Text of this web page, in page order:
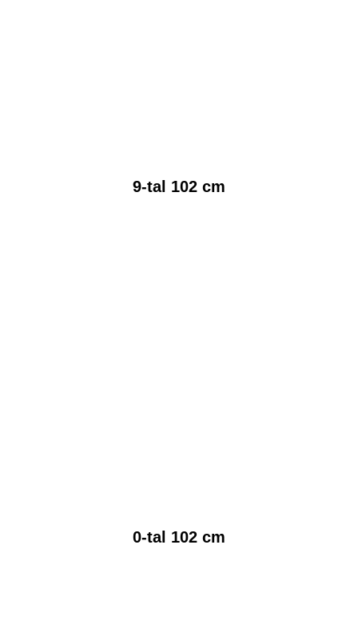
9-tal 102 cm
0-tal 102 cm